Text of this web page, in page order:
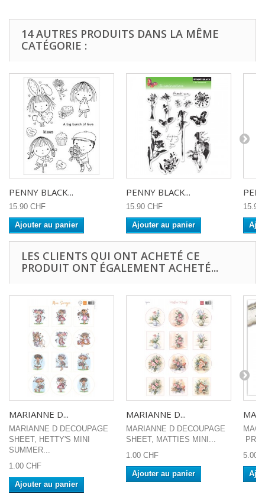
14 AUTRES PRODUITS DANS LA MÊME
CATÉGORIE :
PENNY BLACK...
15.90 CHF
Ajouter au panier
PENNY BLACK...
15.90 CHF
Ajouter au panier
15.90
LES CLIENTS QUI ONT ACHETÉ CE
PRODUIT ONT ÉGALEMENT ACHETÉ...
MARIANNE D...
MARIANNE D DECOUPAGE
SHEET, HETTY'S MINI
SUMMER...
1.00 CHF
Ajouter au panier
MARIANNE D...
MARIANNE D DECOUPAGE
SHEET, MATTIES MINI...
1.00 CHF
Ajouter au panier
5.00